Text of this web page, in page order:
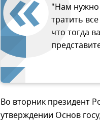
"Нам нужно
тратить
что тогда
Во вторник президент
утверждении Основ